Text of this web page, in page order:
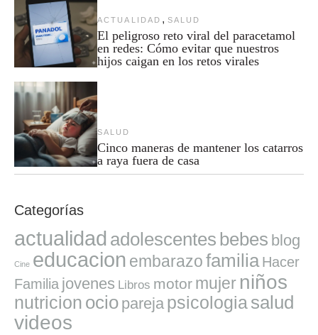
ACTUALIDAD , SALUD
El peligroso reto viral del paracetamol
en redes: Cómo evitar que nuestros
hijos caigan en los retos virales
SALUD
Cinco maneras de mantener los catarros
a raya fuera de casa
Categorías
actualidad adolescentes bebes blog
Cine educacion embarazofamilia Hacer
Familia jovenes Libros motor mujer niños
nutricion ocio pareja psicologiasalud
videos